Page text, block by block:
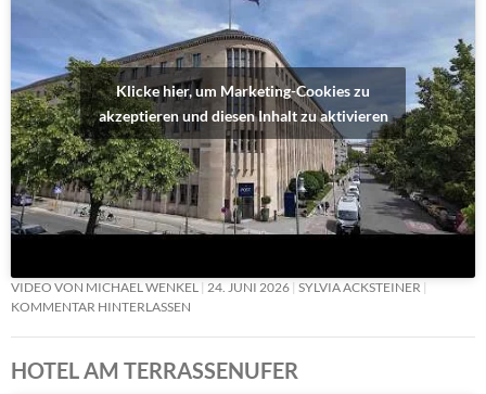
Klicke hier, um Marketing-Cookies zu
akzeptieren und diesen Inhalt zu aktivieren
VIDEO VON MICHAEL WENKEL 24. JUNI 2026 SYLVIA ACKSTEINER
KOMMENTAR HINTERLASSEN
HOTEL AM TERRASSENUFER